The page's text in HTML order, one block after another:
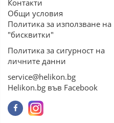
Контакти
Общи условия
Политика за използване на
"бисквитки"
Политика за сигурност на
личните данни
service@helikon.bg
Helikon.bg във Facebook